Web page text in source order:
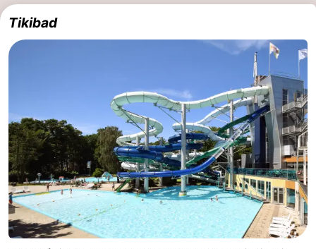
Tikibad